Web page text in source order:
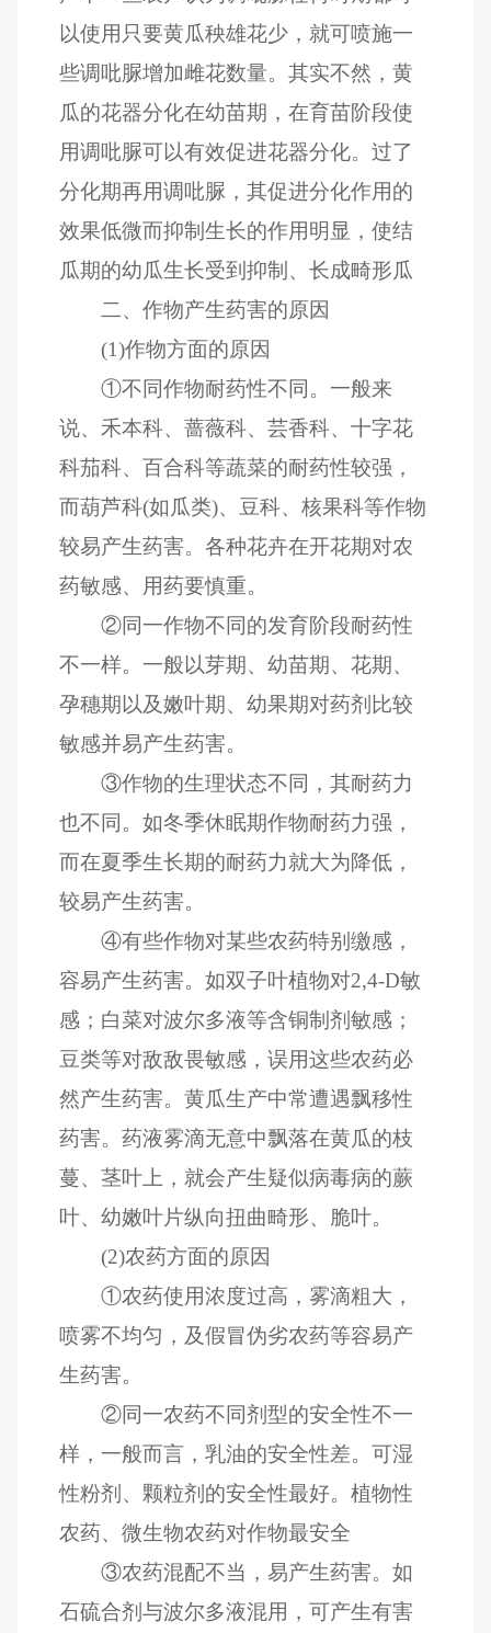
以使用只要黄瓜秧雄花少，就可喷施一
些调吡脲增加雌花数量。其实不然，黄
瓜的花器分化在幼苗期，在育苗阶段使
用调吡脲可以有效促进花器分化。过了
分化期再用调吡脲，其促进分化作用的
效果低微而抑制生长的作用明显，使结
瓜期的幼瓜生长受到抑制、长成畸形瓜
二、作物产生药害的原因
(1)作物方面的原因
①不同作物耐药性不同。一般来
说、禾本科、蔷薇科、芸香科、十字花
科茄科、百合科等蔬菜的耐药性较强，
而葫芦科(如瓜类)、豆科、核果科等作物
较易产生药害。各种花卉在开花期对农
药敏感、用药要慎重。
②同一作物不同的发育阶段耐药性
不一样。一般以芽期、幼苗期、花期、
孕穗期以及嫩叶期、幼果期对药剂比较
敏感并易产生药害。
③作物的生理状态不同，其耐药力
也不同。如冬季休眠期作物耐药力强，
而在夏季生长期的耐药力就大为降低，
较易产生药害。
④有些作物对某些农药特别缴感，
容易产生药害。如双子叶植物对2,4-D敏
感；白菜对波尔多液等含铜制剂敏感；
豆类等对敌敌畏敏感，误用这些农药必
然产生药害。黄瓜生产中常遭遇飘移性
药害。药液雾滴无意中飘落在黄瓜的枝
蔓、茎叶上，就会产生疑似病毒病的蕨
叶、幼嫩叶片纵向扭曲畸形、脆叶。
(2)农药方面的原因
①农药使用浓度过高，雾滴粗大，
喷雾不均匀，及假冒伪劣农药等容易产
生药害。
②同一农药不同剂型的安全性不一
样，一般而言，乳油的安全性差。可湿
性粉剂、颗粒剂的安全性最好。植物性
农药、微生物农药对作物最安全
③农药混配不当，易产生药害。如
石硫合剂与波尔多液混用，可产生有害